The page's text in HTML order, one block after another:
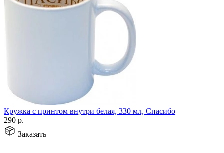
Кружка с принтом внутри белая, 330 мл, Спасибо
290 р.
Заказать